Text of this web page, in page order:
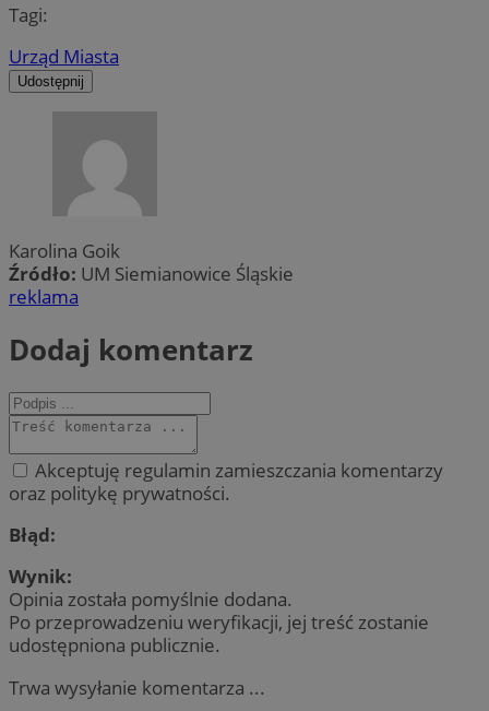
Tagi:
Urząd Miasta
Udostępnij
Karolina Goik
Źródło: UM Siemianowice Śląskie
reklama
Dodaj komentarz
Akceptuję regulamin zamieszczania komentarzy
oraz politykę prywatności.
Błąd:
Wynik:
Opinia została pomyślnie dodana.
Po przeprowadzeniu weryfikacji, jej treść zostanie
udostępniona publicznie.
Trwa wysyłanie komentarza ...